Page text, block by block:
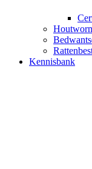
Kennisbank